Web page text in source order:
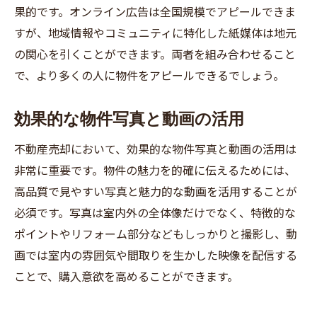
果的です。オンライン広告は全国規模でアピールできま
すが、地域情報やコミュニティに特化した紙媒体は地元
の関心を引くことができます。両者を組み合わせること
で、より多くの人に物件をアピールできるでしょう。
効果的な物件写真と動画の活用
不動産売却において、効果的な物件写真と動画の活用は
非常に重要です。物件の魅力を的確に伝えるためには、
高品質で見やすい写真と魅力的な動画を活用することが
必須です。写真は室内外の全体像だけでなく、特徴的な
ポイントやリフォーム部分などもしっかりと撮影し、動
画では室内の雰囲気や間取りを生かした映像を配信する
ことで、購入意欲を高めることができます。